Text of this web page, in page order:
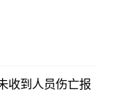
收到人员伤亡报